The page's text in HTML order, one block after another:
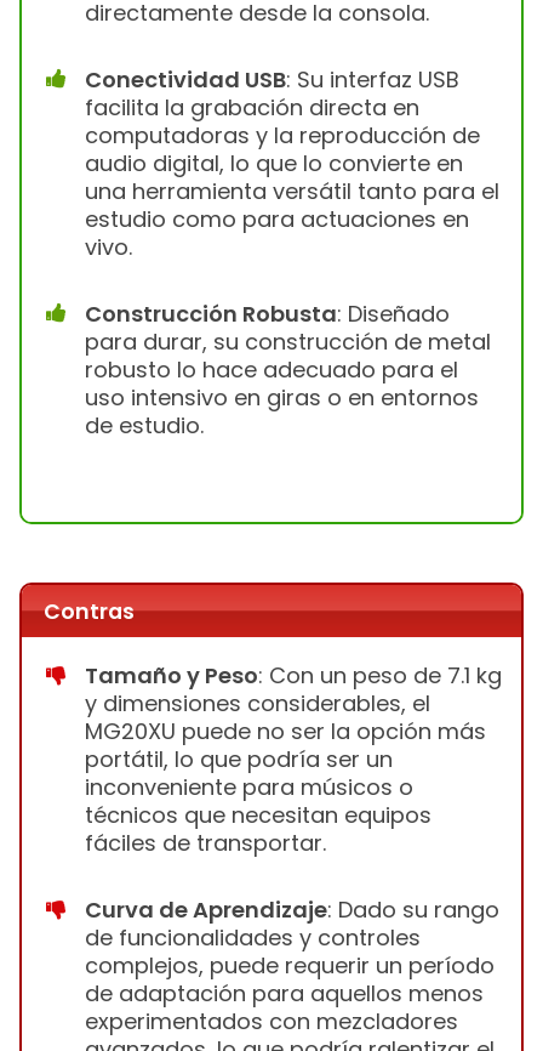
directamente desde la consola.
Conectividad USB: Su interfaz USB
facilita la grabación directa en
computadoras y la reproducción de
audio digital, lo que lo convierte en
una herramienta versátil tanto para el
estudio como para actuaciones en
vivo.
Construcción Robusta: Diseñado
para durar, su construcción de metal
robusto lo hace adecuado para el
uso intensivo en giras o en entornos
de estudio.
Contras
Tamaño y Peso: Con un peso de 7.1 kg
y dimensiones considerables, el
MG20XU puede no ser la opción más
portátil, lo que podría ser un
inconveniente para músicos o
técnicos que necesitan equipos
fáciles de transportar.
Curva de Aprendizaje: Dado su rango
de funcionalidades y controles
complejos, puede requerir un período
de adaptación para aquellos menos
experimentados con mezcladores